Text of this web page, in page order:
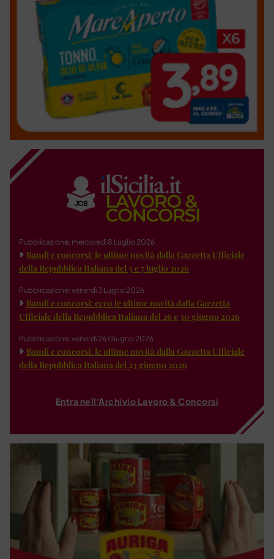
Pubblicazione: mercoledì 8 Luglio 2026
Bandi e concorsi: le ultime novità dalla Gazzetta Ufficiale
della Repubblica Italiana del 3 e 7 luglio 2026
Pubblicazione: venerdì 3 Luglio 2026
Bandi e concorsi: ecco le ultime novità dalla Gazzetta
Ufficiale della Repubblica Italiana del 26 e 30 giugno 2026
Pubblicazione: venerdì 26 Giugno 2026
Bandi e concorsi: le ultime novità dalla Gazzetta Ufficiale
della Repubblica Italiana del 23 giugno 2026
Entra nell'Archivio Lavoro & Concorsi